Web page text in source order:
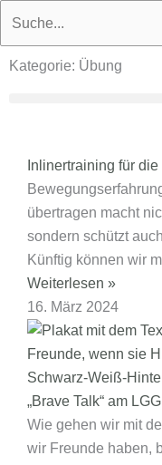
springen
Humanistisches
Kategorie: Übung
Inlinertraining für
übertragen macht
sondern schützt
Künftig können wir
Weiterlesen »
16. März 2024
„Brave Talk“ am LGG
Wie gehen wir mit
wir Freunde haben,